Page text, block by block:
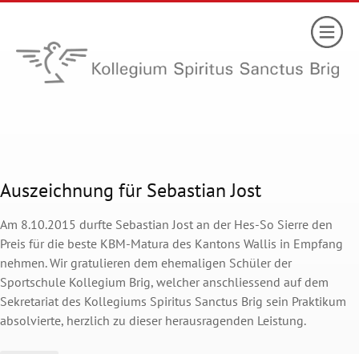
Auszeichnung für Sebastian Jost
Am 8.10.2015 durfte Sebastian Jost an der Hes-So Sierre den
Preis für die beste KBM-Matura des Kantons Wallis in Empfang
nehmen. Wir gratulieren dem ehemaligen Schüler der
Sportschule Kollegium Brig, welcher anschliessend auf dem
Sekretariat des Kollegiums Spiritus Sanctus Brig sein Praktikum
absolvierte, herzlich zu dieser herausragenden Leistung.